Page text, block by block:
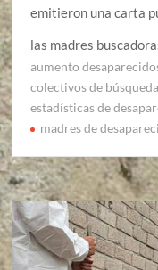
emitieron una carta
las madres
aumento
colectivos de
estadísticas de
madres de